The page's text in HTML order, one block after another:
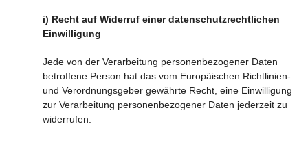
i) Recht auf Widerruf einer datenschutzrechtlichen
Einwilligung
Jede von der Verarbeitung personenbezogener Daten
betroffene Person hat das vom Europäischen Richtlinien-
und Verordnungsgeber gewährte Recht, eine Einwilligung
zur Verarbeitung personenbezogener Daten jederzeit zu
widerrufen.